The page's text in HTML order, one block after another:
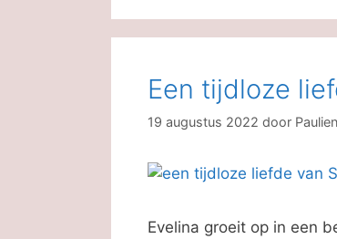
Een tijdloze
19 augustus 2022 door Paulien
Evelina groeit op in een